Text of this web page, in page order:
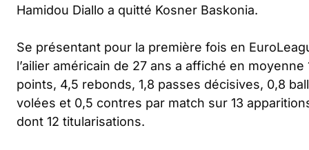
Hamidou Diallo a quitté Kosner Baskonia.
Se présentant pour la première fois en
l’ailier américain de 27 ans a affiché en moyenne
points, 4,5 rebonds, 1,8 passes décisives, 0,8
volées et 0,5 contres par match sur 13
dont 12 titularisations.